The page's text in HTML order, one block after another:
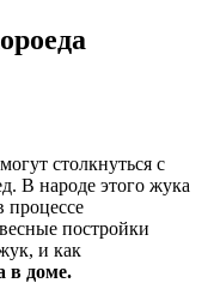
столкнуться с
В народе этого жука
процессе
постройки
и как
в доме.